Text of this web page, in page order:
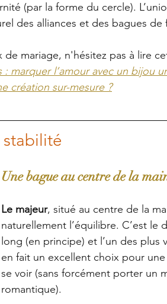
(par la forme du cercle).
des alliances et des bagues de
de mariage, n'hésitez pas à lire
: marquer l’amour avec un bijou
création sur-mesure ?
stabilité
Une bague au centre de la
Le majeur, situé au centre de la
naturellement l’équilibre. C’est le
long (en principe) et l’un des plus
en fait un excellent choix pour
se voir (sans forcément porter un
romantique).